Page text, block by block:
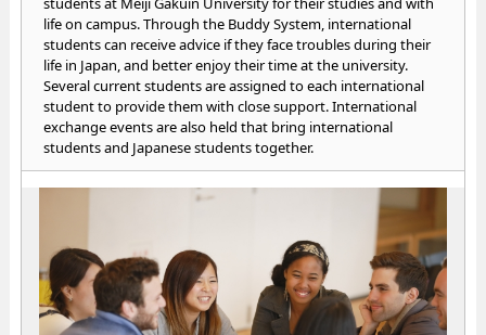
life on campus. Through the Buddy System, international
students can receive advice if they face troubles during their
life in Japan, and better enjoy their time at the university.
Several current students are assigned to each international
student to provide them with close support. International
exchange events are also held that bring international
students and Japanese students together.